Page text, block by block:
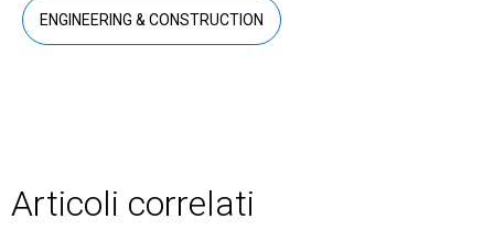
ENGINEERING & CONSTRUCTION
Articoli correlati